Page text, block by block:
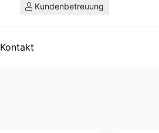
Kundenbetreuung
Kontakt